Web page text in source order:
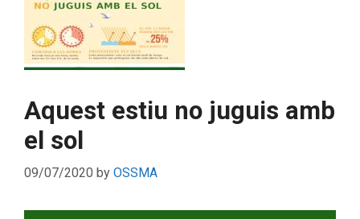
Aquest estiu no juguis amb
el sol
09/07/2020 by OSSMA